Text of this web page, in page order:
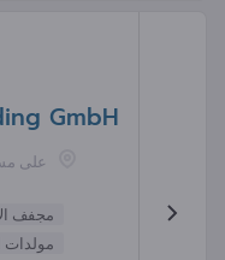
GmbH
على
مجفف
مولدات